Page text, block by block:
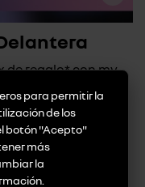
de regalo* con my
para permitir la
de los
botón "Acepto"
más
la